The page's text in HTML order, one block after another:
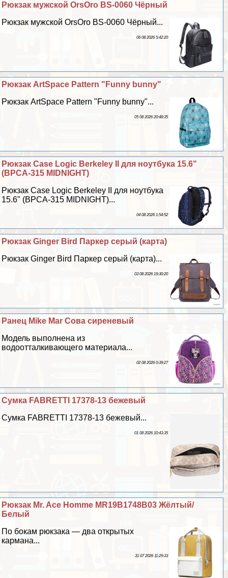
Рюкзак мужской OrsOro BS-0060 Чёрный
Рюкзак мужской OrsOro BS-0060 Чёрный...
06 08 2026 5:42:20
Рюкзак ArtSpace Pattern "Funny bunny"
Рюкзак ArtSpace Pattern "Funny bunny"...
05 08 2026 20:48:35
Рюкзак Case Logic Berkeley II для ноутбука 15.6"
(BPCA-315 MIDNIGHT)
Рюкзак Case Logic Berkeley II для ноутбука
15.6" (BPCA-315 MIDNIGHT)...
04 08 2026 1:54:52
Рюкзак Ginger Bird Паркер серый (карта)
Рюкзак Ginger Bird Паркер серый (карта)...
03 08 2026 19:30:20
Ранец Mike Mar Сова сиреневый
Модель выполнена из
водоотталкивающего материала...
02 08 2026 0:39:27
Сумка FABRETTI 17378-13 бежевый
Сумка FABRETTI 17378-13 бежевый...
01 08 2026 10:43:35
Рюкзак Mr. Ace Homme MR19B1748B03 Жёлтый/
Белый
По бокам рюкзака — два открытых
кармана...
31 07 2026 11:29:33